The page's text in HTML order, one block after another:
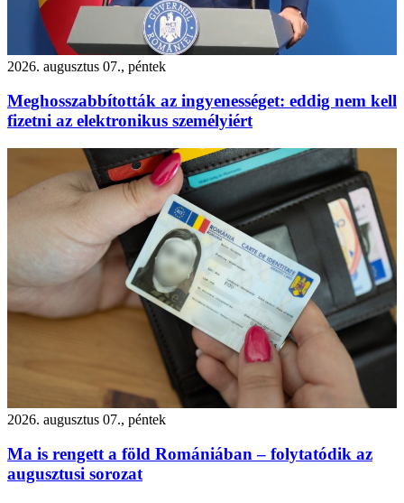
2026. augusztus 07., péntek
Meghosszabbították az ingyenességet: eddig nem kell
fizetni az elektronikus személyiért
2026. augusztus 07., péntek
Ma is rengett a föld Romániában – folytatódik az
augusztusi sorozat